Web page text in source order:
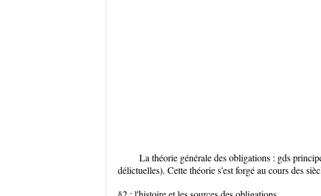
La théorie générale des obligations : gds
délictuelles). Cette théorie s'est forgé au cours des